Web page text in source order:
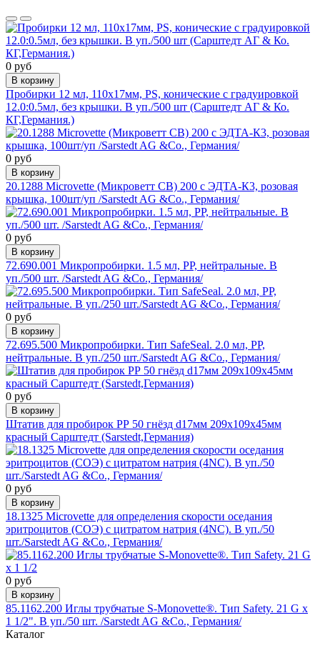
0 руб
В корзину
Пробирки 12 мл, 110х17мм, PS, конические с градуировкой
12.0:0.5мл, без крышки. В уп./500 шт (Сарштедт АГ & Ко.
КГ,Германия.)
0 руб
В корзину
20.1288 Microvette (Микроветт СВ) 200 с ЭДТА-К3, розовая
крышка, 100шт/уп /Sarstedt AG &Co., Германия/
0 руб
В корзину
72.690.001 Микропробирки. 1.5 мл, РР, нейтральные. В
уп./500 шт. /Sarstedt AG &Co., Германия/
0 руб
В корзину
72.695.500 Микропробирки. Тип SafeSeal. 2.0 мл, РР,
нейтральные. В уп./250 шт./Sarstedt AG &Co., Германия/
0 руб
В корзину
Штатив для пробирок РР 50 гнёзд d17мм 209х109х45мм
красный Сарштедт (Sarstedt,Германия)
0 руб
В корзину
18.1325 Microvette для определения скорости оседания
эритроцитов (СОЭ) с цитратом натрия (4NC). В уп./50
шт./Sarstedt AG &Co., Германия/
0 руб
В корзину
85.1162.200 Иглы трубчатые S-Monovette®. Тип Safety. 21 G x
1 1/2". В уп./50 шт. /Sarstedt AG &Co., Германия/
Каталог